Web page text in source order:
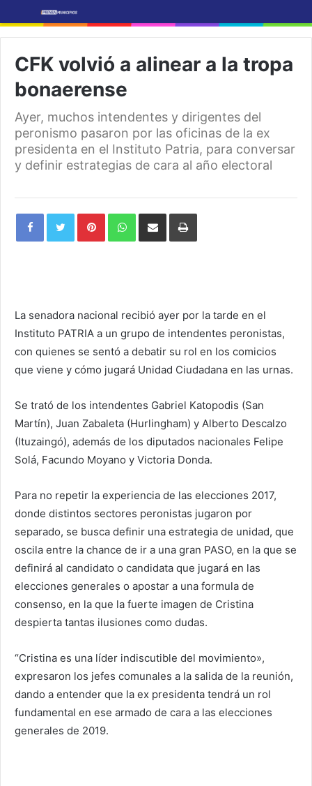
CFK volvió a alinear a la tropa
bonaerense
Ayer, muchos intendentes y dirigentes del
peronismo pasaron por las oficinas de la ex
presidenta en el Instituto Patria, para conversar
y definir estrategias de cara al año electoral
PinterestWhatsAppShare
Email
Print
La senadora nacional recibió ayer por la tarde en el
Instituto PATRIA a un grupo de intendentes peronistas,
con quienes se sentó a debatir su rol en los comicios
que viene y cómo jugará Unidad Ciudadana en las urnas.
Se trató de los intendentes Gabriel Katopodis (San
Martín), Juan Zabaleta (Hurlingham) y Alberto Descalzo
(Ituzaingó), además de los diputados nacionales Felipe
Solá, Facundo Moyano y Victoria Donda.
Para no repetir la experiencia de las elecciones 2017,
donde distintos sectores peronistas jugaron por
separado, se busca definir una estrategia de unidad, que
oscila entre la chance de ir a una gran PASO, en la que se
definirá al candidato o candidata que jugará en las
elecciones generales o apostar a una formula de
consenso, en la que la fuerte imagen de Cristina
despierta tantas ilusiones como dudas.
“Cristina es una líder indiscutible del movimiento»,
expresaron los jefes comunales a la salida de la reunión,
dando a entender que la ex presidenta tendrá un rol
fundamental en ese armado de cara a las elecciones
generales de 2019.